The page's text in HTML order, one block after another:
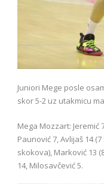
Juniori Mege posle
skor 5-2 uz utakmicu
Mega Mozzart: Jeremić
Paunović 7, Avlijaš 14
skokova), Marković 13
14, Milosavčević 5.